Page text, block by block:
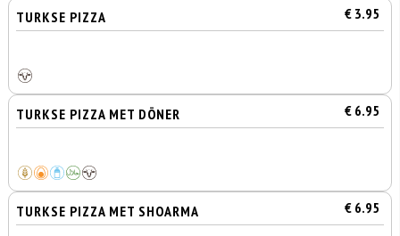
TURKSE PIZZA € 3.95
TURKSE PIZZA MET DÖNER € 6.95
TURKSE PIZZA MET SHOARMA € 6.95